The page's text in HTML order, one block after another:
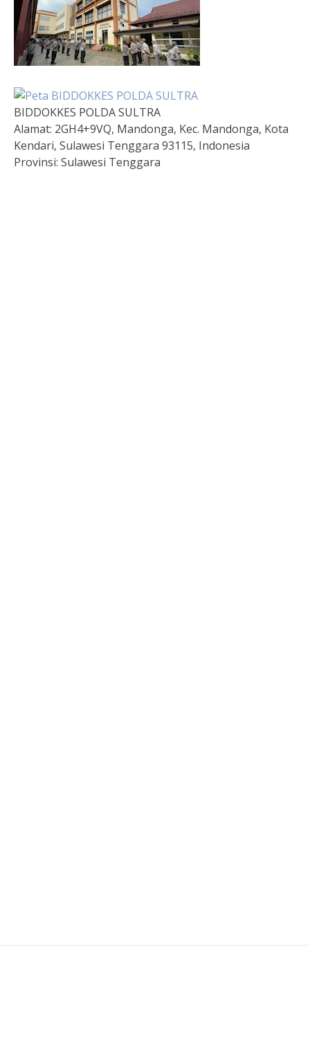
BIDDOKKES POLDA SULTRA
Alamat: 2GH4+9VQ, Mandonga, Kec. Mandonga, Kota
Kendari, Sulawesi Tenggara 93115, Indonesia
Provinsi: Sulawesi Tenggara